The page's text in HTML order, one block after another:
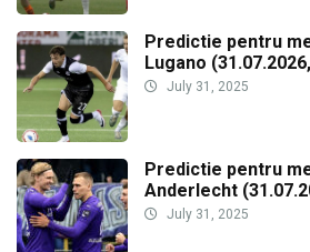
Predictie pentru
Lugano
July 31, 2025
Predictie pentru
Anderlecht
July 31, 2025